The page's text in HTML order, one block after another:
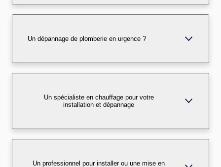
Un dépannage de plomberie en urgence ?
Un spécialiste en chauffage pour votre
installation et dépannage
Un professionnel pour installer ou une mise en